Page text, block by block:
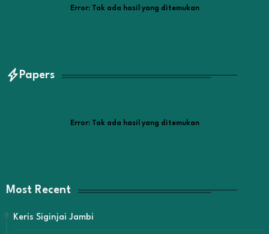
Error:Tak ada hasil yang ditemukan
Papers
Error:Tak ada hasil yang ditemukan
Most Recent
Keris Siginjai Jambi